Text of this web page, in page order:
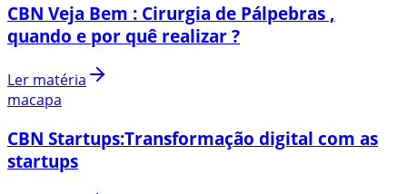
CBN Veja Bem : Cirurgia de Pálpebras ,
quando e por quê realizar ?
Ler matéria
macapa
CBN Startups:Transformação digital com as
startups